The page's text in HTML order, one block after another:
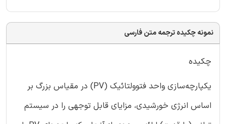
نمونه چکیده ترجمه متن فارسی
چکیده
یکپارچه‌سازی واحد فتوولتائیک (PV) در مقیاس بزرگ بر
اساس انرژی خورشیدی، مزایای قابل توجهی را در سیستم